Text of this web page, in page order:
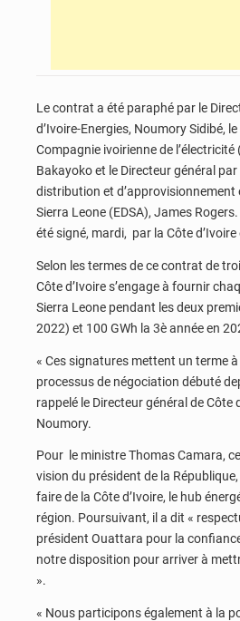
Le contrat a été paraphé par le
d’Ivoire-Energies, Noumory Sidibé,
Compagnie ivoirienne de l’électricité
Bakayoko et le Directeur général
distribution et d’approvisionnement
Sierra Leone (EDSA), James
été signé, mardi, par la Côte d’Ivoire
Selon les termes de ce contrat de
Côte d’Ivoire s’engage à fournir
Sierra Leone pendant les deux
2022) et 100 GWh la 3è année en
« Ces signatures mettent un terme
processus de négociation débuté
rappelé le Directeur général de Côte
Noumory.
Pour le ministre Thomas Camara,
vision du président de la
faire de la Côte d’Ivoire, le hub
région. Poursuivant, il a dit «
président Ouattara pour la
notre disposition pour arriver à
».
« Nous participons également à la